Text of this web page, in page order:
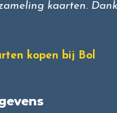
kaarten.
kopen bij Bol